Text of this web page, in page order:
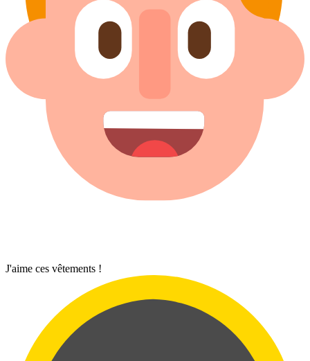
J'aime ces vêtements !